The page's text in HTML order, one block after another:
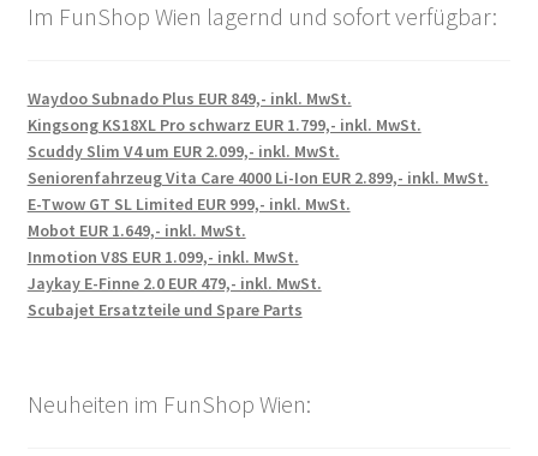
Im FunShop Wien lagernd und sofort verfügbar:
Waydoo Subnado Plus EUR 849,- inkl. MwSt.
Kingsong KS18XL Pro schwarz EUR 1.799,- inkl. MwSt.
Scuddy Slim V4 um EUR 2.099,- inkl. MwSt.
Seniorenfahrzeug Vita Care 4000 Li-Ion EUR 2.899,- inkl. MwSt.
E-Twow GT SL Limited EUR 999,- inkl. MwSt.
Mobot EUR 1.649,- inkl. MwSt.
Inmotion V8S EUR 1.099,- inkl. MwSt.
Jaykay E-Finne 2.0 EUR 479,- inkl. MwSt.
Scubajet Ersatzteile und Spare Parts
Neuheiten im FunShop Wien: